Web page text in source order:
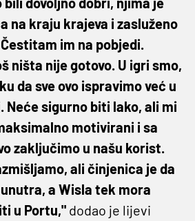
na kraju krajeva i zasluženo
im na pobjedi.
ništa nije gotovo. U igri smo,
da sve ovo ispravimo već u
Neće sigurno biti lako, ali mi
motivirani i sa
zaključimo u našu korist.
ali činjenica je da
a Wisla tek mora
u Portu," dodao je lijevi